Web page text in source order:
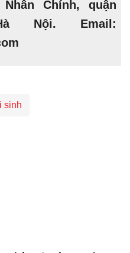
Chính, quận
Nội. Email:
sinh